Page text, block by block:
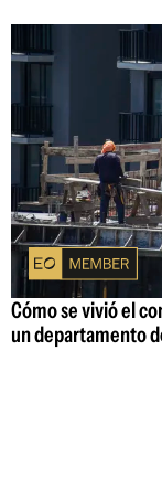
Cómo se vivió el
un departamento